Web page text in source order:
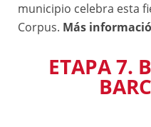
municipio celebra esta
Corpus. Más
ETAPA 7.